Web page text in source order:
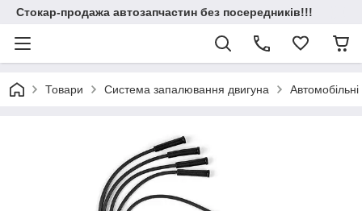
Стокар-продажа автозапчастин без посередників!!!
Товари Система запалювання двигуна